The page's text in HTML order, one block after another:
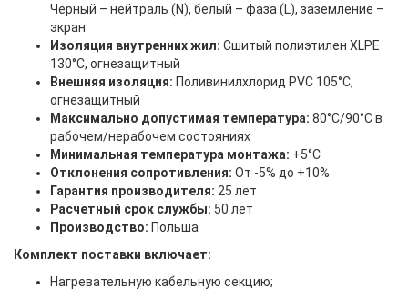
Черный – нейтраль (N), белый – фаза (L), заземление –
экран
Изоляция внутренних жил: Сшитый полиэтилен XLPE
130°C, огнезащитный
Внешняя изоляция: Поливинилхлорид PVC 105°C,
огнезащитный
Максимально допустимая температура: 80°C/90°C в
рабочем/нерабочем состояниях
Минимальная температура монтажа: +5°C
Отклонения сопротивления: От -5% до +10%
Гарантия производителя: 25 лет
Расчетный срок службы: 50 лет
Производство: Польша
Комплект поставки включает:
Нагревательную кабельную секцию;